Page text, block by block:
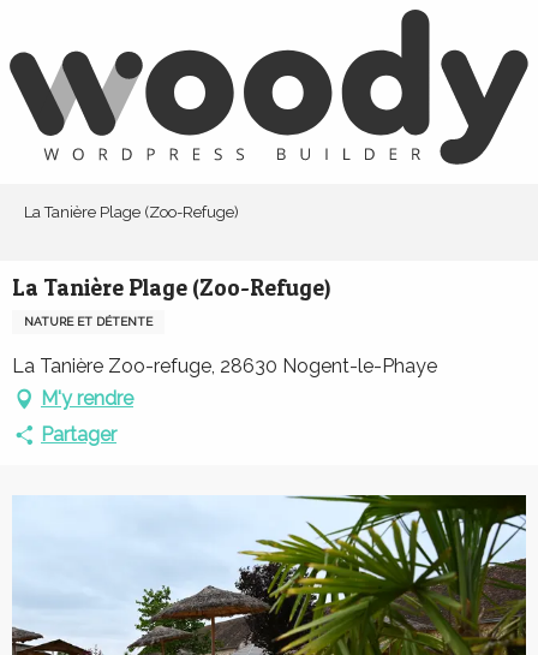
contenu
principal
La Tanière Plage (Zoo-Refuge)
La Tanière Plage (Zoo-Refuge)
NATURE ET DÉTENTE
La Tanière Zoo-refuge, 28630 Nogent-le-Phaye
M'y rendre
Partager